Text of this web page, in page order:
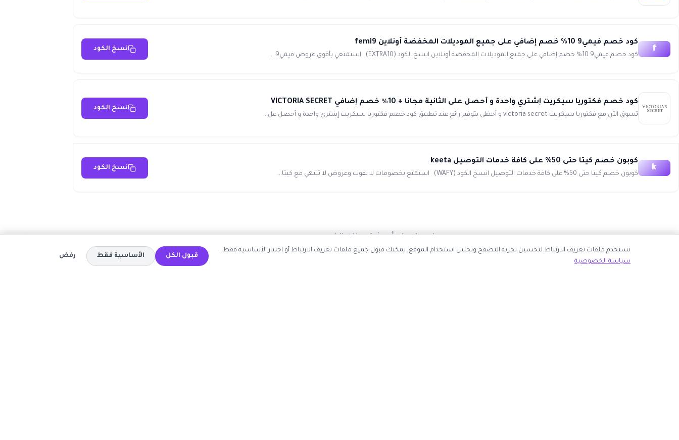
f
كود خصم فيمي9 10% خصم إضافي على جميع الموديلات المخفضة أونلاين femi9
كود خصم فيمي9 10% خصم إضافي على جميع الموديلات المخفضة أونلاين انسخ الكود (EXTRA10) استمتعي بأقوى عروض فيمي9 ...
نسخ الكود
كود خصم فكتوريا سيكريت إشتري واحدة و أحصل على الثانية مجانا + 10٪ خصم إضافي VICTORIA SECRET
تسوق الآن مع فكتوريا سيكريت victoria secret و أحظى بتوفير رائع عند تطبيق كود خصم فكتوريا سيكريت إشتري واحدة و أحصل عل...
نسخ الكود
k
كوبون خصم كيتا حتى 50% على كافة خدمات التوصيل keeta
كوبون خصم كيتا حتى 50% على كافة خدمات التوصيل انسخ الكود (WAFY) استمتع بخصومات لا تفوت وعروض لا تنتهي مع كيتا...
نسخ الكود
احصل على أحدث كوبونات الخصم
نستخدم ملفات تعريف الارتباط لتحسين تجربة التصفح وتحليل استخدام الموقع. يمكنك قبول جميع ملفات تعريف الارتباط أو اختيار الأساسية فقط.
سياسة الخصوصية
قبول الكل الأساسية فقط رفض